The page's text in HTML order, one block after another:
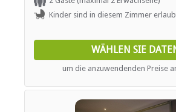
Kinder sind in diesem Zimmer
WÄHLEN SIE
um die anzuwendenden Preise